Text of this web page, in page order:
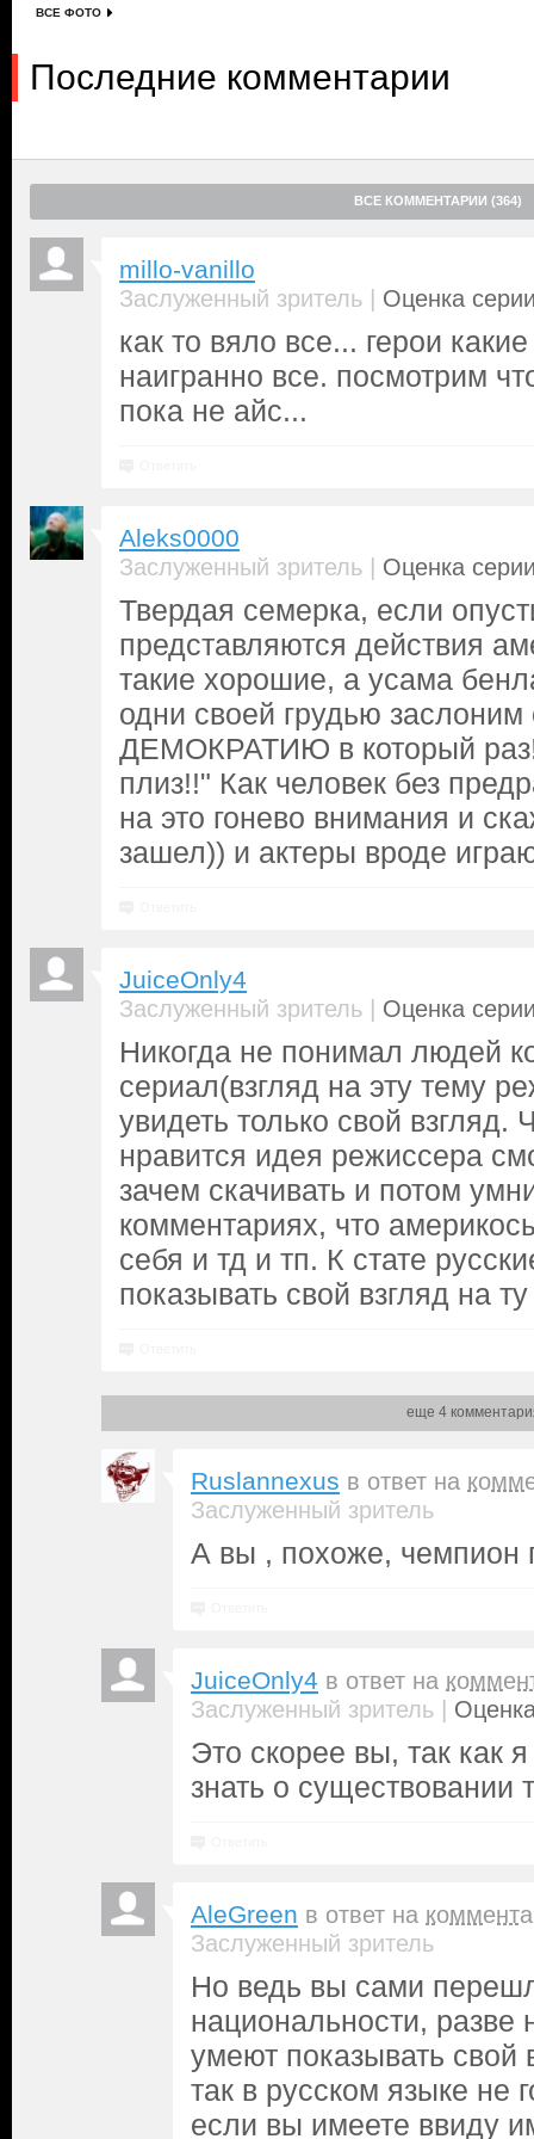
ВСЕ ФОТО
Последние комментарии
ВСЕ КОММЕНТАРИИ (364)
millo-vanillo
Заслуженный зритель | Оценка
как то вяло все... герои
наигранно все. посмотрим
пока не айс...
Aleks0000
Заслуженный зритель | Оценка
Твердая семерка, если
представляются действия
такие хорошие, а усама
одни своей грудью заслоним
ДЕМОКРАТИЮ в который
плиз!!" Как человек без
на это гонево внимания и
зашел)) и актеры вроде
JuiceOnly4
Заслуженный зритель | Оценка
Никогда не понимал людей
сериал(взгляд на эту тему
увидеть только свой
нравится идея режиссера
зачем скачивать и потом
комментариях, что
себя и тд и тп. К стате
показывать свой взгляд на
еще 4
Ruslannexus в ответ на
Заслуженный зритель
А вы , похоже, чемпион
JuiceOnly4 в ответ на
Заслуженный зритель |
Это скорее вы, так как
знать о существовании
AleGreen в ответ на
Заслуженный зритель
Но ведь вы сами
национальности, разве
умеют показывать свой
так в русском языке не
если вы имеете ввиду